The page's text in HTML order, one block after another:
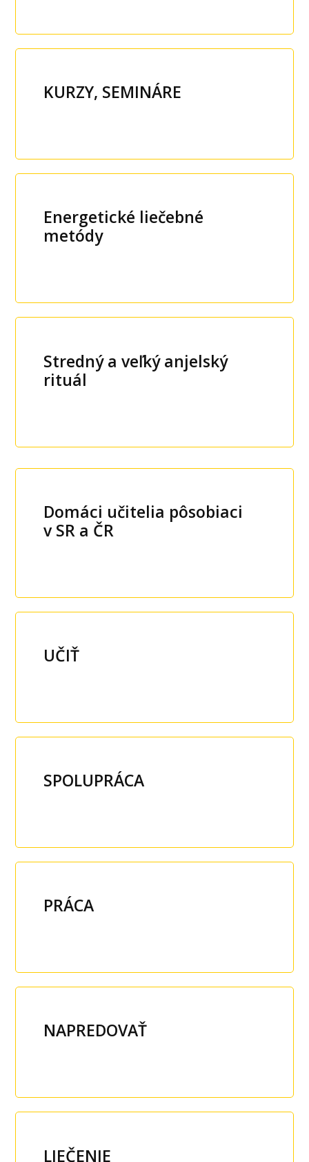
KURZY, SEMINÁRE
Energetické liečebné
metódy
Stredný a veľký anjelský
rituál
Domáci učitelia pôsobiaci
v SR a ČR
UČIŤ
SPOLUPRÁCA
PRÁCA
NAPREDOVAŤ
LIEČENIE